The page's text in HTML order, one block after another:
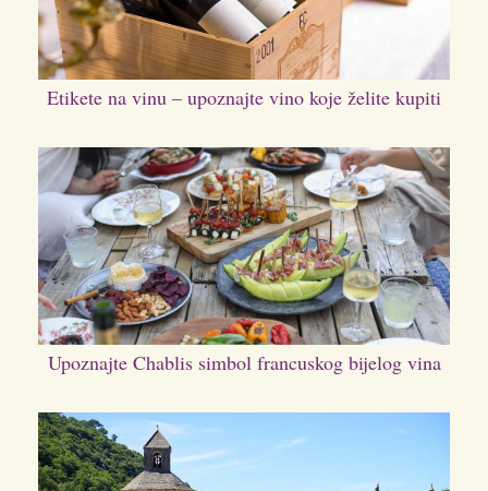
Etikete na vinu – upoznajte vino koje želite kupiti
Upoznajte Chablis simbol francuskog bijelog vina